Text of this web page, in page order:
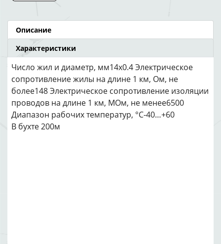
Описание
Характеристики
Число жил и диаметр, мм14х0.4 Электрическое
сопротивление жилы на длине 1 км, Ом, не
более148 Электрическое сопротивление изоляции
проводов на длине 1 км, МОм, не менее6500
Диапазон рабочих температур, °С-40…+60
В бухте 200м